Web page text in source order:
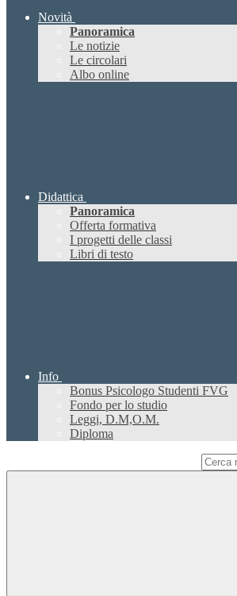
Novità
Panoramica
Le notizie
Le circolari
Albo online
Didattica
Panoramica
Offerta formativa
I progetti delle classi
Libri di testo
Info
Bonus Psicologo Studenti FVG
Fondo per lo studio
Leggi, D.M,O.M.
Diploma